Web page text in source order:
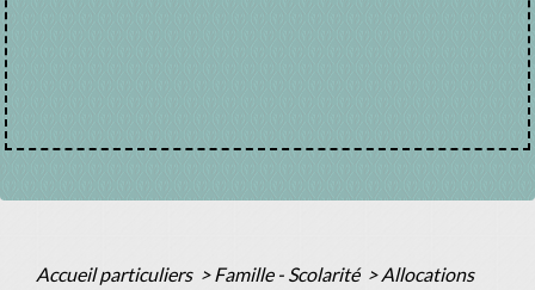
Accueil particuliers > Famille - Scolarité > Allocations